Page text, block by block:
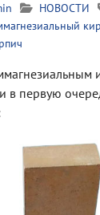
НОВОСТИ
первую